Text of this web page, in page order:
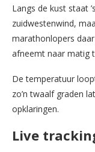
Langs de kust staat
zuidwestenwind,
marathonlopers daar
afneemt naar matig
De temperatuur
zo’n twaalf graden
opklaringen.
Live